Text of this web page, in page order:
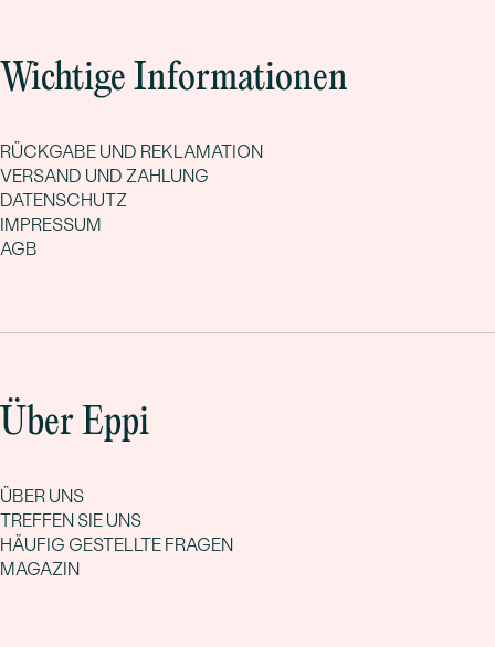
Wichtige Informationen
RÜCKGABE UND REKLAMATION
VERSAND UND ZAHLUNG
DATENSCHUTZ
IMPRESSUM
AGB
Über Eppi
ÜBER UNS
TREFFEN SIE UNS
HÄUFIG GESTELLTE FRAGEN
MAGAZIN